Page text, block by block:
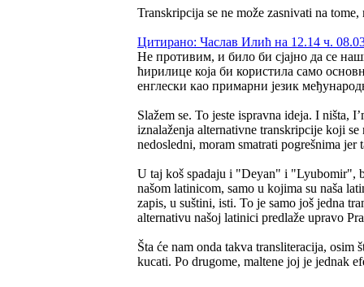
Transkripcija se ne može zasnivati na
Цитирано: Часлав Илић на 12.14 ч.
Не противим, и било би сјајно да се
ћирилице која би користила само
енглески као примарни језик
Slažem se. To jeste ispravna ideja. I ništa,
iznalaženja alternativne transkripcije koji
nedosledni, moram smatrati pogrešnima jer
U taj koš spadaju i "Deyan" i "Lyubomir",
našom latinicom, samo u kojima su naša
zapis, u suštini, isti. To je samo još jedna
alternativu našoj latinici predlaže upravo
Šta će nam onda takva transliteracija,
kucati. Po drugome, maltene joj je jednak